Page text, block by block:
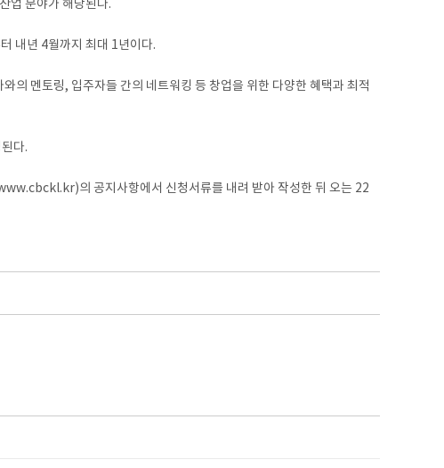
업 분야가 해당된다.
내년 4월까지 최대 1년이다.
의 멘토링, 입주자들 간의 네트워킹 등 창업을 위한 다양한 혜택과 최적
다.
의 공지사항에서 신청서류를 내려 받아 작성한 뒤 오는 22